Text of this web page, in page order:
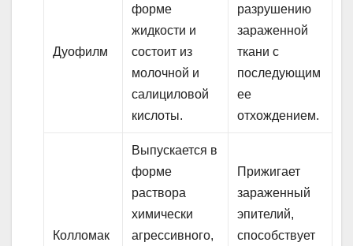
Дуофилм
форме
жидкости и
состоит из
молочной и
салициловой
кислоты.
разрушению
зараженной
ткани с
последующим
ее
отхождением.
Колломак
Выпускается в
форме
раствора
химически
агрессивного,
Прижигает
зараженный
эпителий,
способствует